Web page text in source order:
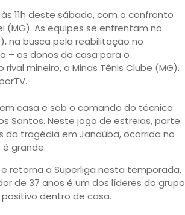
11h deste sábado, com o confronto
(MG). As equipes se enfrentam no
na busca pela reabilitação no
– os donos da casa para o
mineiro, o Minas Tênis Clube (MG).
casa e sob o comando do técnico
Santos. Neste jogo de estreias, parte
tragédia em Janaúba, ocorrida no
grande.
retorna a Superliga nesta temporada,
de 37 anos é um dos líderes do grupo
dentro de casa.